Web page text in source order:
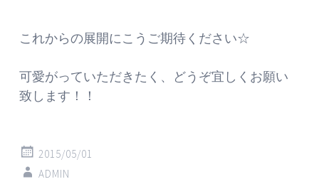
これからの展開にこうご期待ください☆
可愛がっていただきたく、どうぞ宜しくお願い
致します！！
2015/05/01
ADMIN